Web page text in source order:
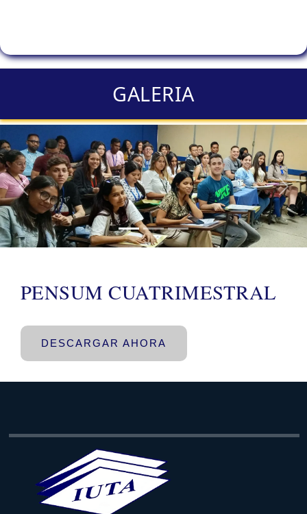
GALERIA
Previous Next
PENSUM CUATRIMESTRAL
DESCARGAR AHORA